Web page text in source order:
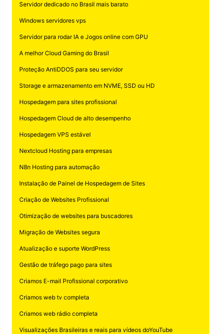
Servidor dedicado no Brasil mais barato
Windows servidores vps
Servidor para rodar IA e Jogos online com GPU
A melhor Cloud Gaming do Brasil
Proteção AntiDDOS para seu servidor
Storage e armazenamento em NVME, SSD ou HD
Hospedagem para sites profissional
Hospedagem Cloud de alto desempenho
Hospedagem VPS estável
Nextcloud Hosting para empresas
N8n Hosting para automação
Instalação de Painel de Hospedagem de Sites
Criação de Websites Profissional
Otimização de websites para buscadores
Migração de Websites segura
Atualização e suporte WordPress
Gestão de tráfego pago para sites
Criamos E-mail Profissional corporativo
Criamos web tv completa
Criamos web rádio completa
Visualizações Brasileiras e reais para vídeos doYouTube